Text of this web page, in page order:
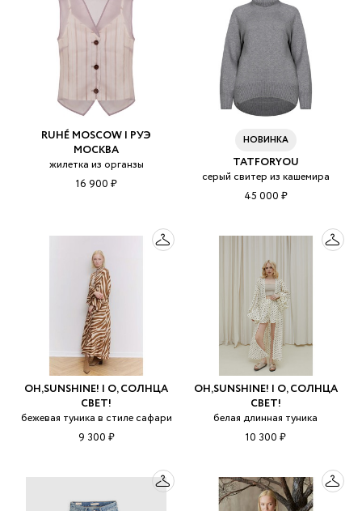
RUHÉ MOSCOW | РУЭ
МОСКВА
жилетка из органзы
16 900 ₽
НОВИНКА
TATFORYOU
серый свитер из кашемира
45 000 ₽
OH,SUNSHINE! | О, СОЛНЦА
СВЕТ!
бежевая туника в стиле сафари
9 300 ₽
OH,SUNSHINE! | О, СОЛНЦА
СВЕТ!
белая длинная туника
10 300 ₽